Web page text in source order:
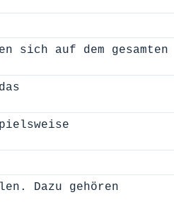
sich auf dem gesamten
Dazu gehören